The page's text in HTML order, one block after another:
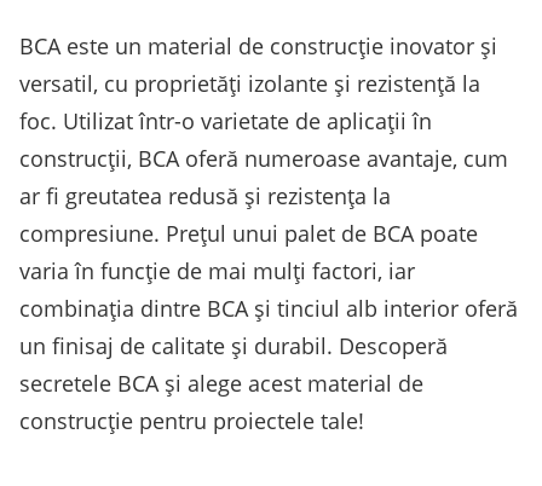
BCA este un material de construcție inovator și
versatil, cu proprietăți izolante și rezistență la
foc. Utilizat într-o varietate de aplicații în
construcții, BCA oferă numeroase avantaje, cum
ar fi greutatea redusă și rezistența la
compresiune. Prețul unui palet de BCA poate
varia în funcție de mai mulți factori, iar
combinația dintre BCA și tinciul alb interior oferă
un finisaj de calitate și durabil. Descoperă
secretele BCA și alege acest material de
construcție pentru proiectele tale!